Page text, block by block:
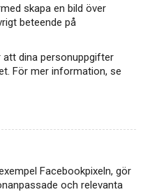
LÄS MER
EKO
skapa en bild över
beteende på
att dina personuppgifter
För mer information, se
Facebookpixeln, gör
och relevanta